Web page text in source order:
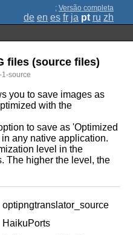
; Versão completa
de en es fr ja pt ru zh
files (source files)
source
you to save images as
with the
to save as 'Optimized
any native application.
level in the
The higher the level, the
optipngtranslator_source
HaikuPorts